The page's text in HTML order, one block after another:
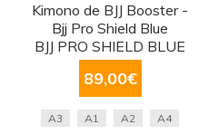
Kimono de BJJ Booster -
Bjj Pro Shield Blue
BJJ PRO SHIELD BLUE
89,00€
A3 A1 A2 A4